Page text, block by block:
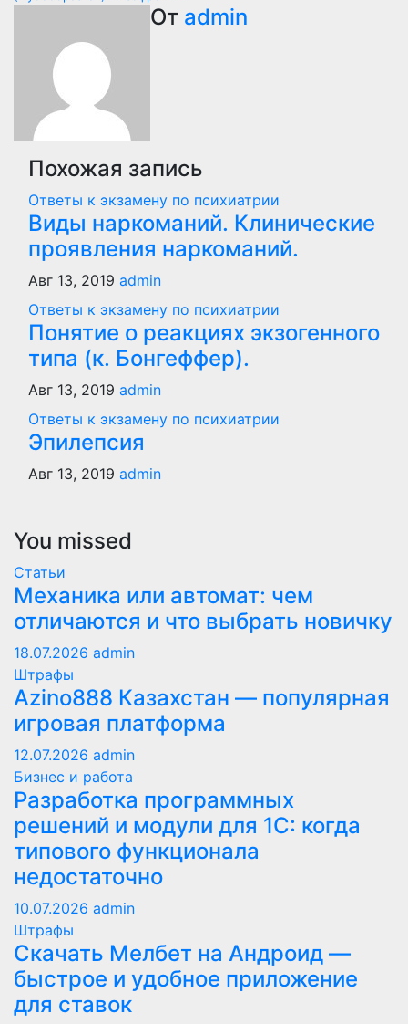
От admin
Похожая запись
Ответы к экзамену по психиатрии
Виды наркоманий. Клинические
проявления наркоманий.
Авг 13, 2019 admin
Ответы к экзамену по психиатрии
Понятие о реакциях экзогенного
типа (к. Бонгеффер).
Авг 13, 2019 admin
Ответы к экзамену по психиатрии
Эпилепсия
Авг 13, 2019 admin
You missed
Статьи
Механика или автомат: чем
отличаются и что выбрать новичку
18.07.2026 admin
Штрафы
Azino888 Казахстан — популярная
игровая платформа
12.07.2026 admin
Бизнес и работа
Разработка программных
решений и модули для 1С: когда
типового функционала
недостаточно
10.07.2026 admin
Штрафы
Скачать Мелбет на Андроид —
быстрое и удобное приложение
для ставок